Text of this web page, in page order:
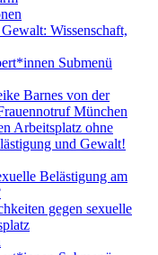
Wissenschaft,
Submenü
Barnes von der
München
Arbeitsplatz ohne
und Gewalt!
Belästigung am
gegen sexuelle